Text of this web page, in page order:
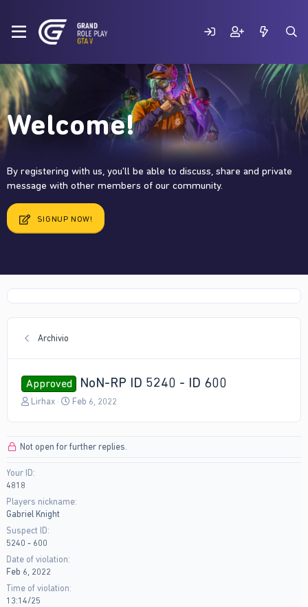
Welcome!
By registering with us, you'll be able to discuss, share and private
message with other members of our community.
SIGNUP NOW!
Archivio
Approved NoN-RP ID 5240 - ID 600
T
a
s
a
r
e
Lirhax
S
t
e
Feb 6, 2022
Not open for further replies.
Your ID
4818
Players nickname
Gabriel Knight
Suspect ID
5240 - 600
Date of violation
Feb 6, 2022
Time of violation
13:14/25